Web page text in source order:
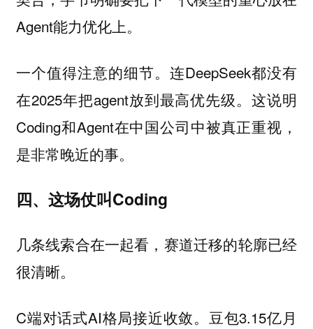
Agent能力优化上。
一个值得注意的细节。连DeepSeek都没有
在2025年把agent放到最高优先级。这说明
Coding和Agent在中国公司中被真正重视，
是非常晚近的事。
四、这场仗叫Coding
几条线索合在一起看，赛道迁移的轮廓已经
很清晰。
C端对话式AI格局接近收敛。豆包3.15亿月